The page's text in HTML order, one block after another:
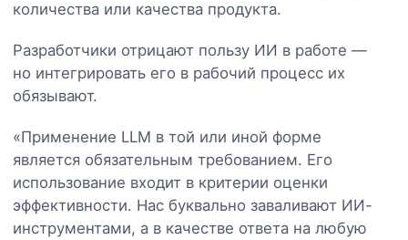
количества или качества продукта.
Разработчики отрицают пользу ИИ в работе —
но интегрировать его в рабочий процесс их
обязывают.
«Применение LLM в той или иной форме
является обязательным требованием. Его
использование входит в критерии оценки
эффективности. Нас буквально заваливают ИИ-
инструментами, а в качестве ответа на любую